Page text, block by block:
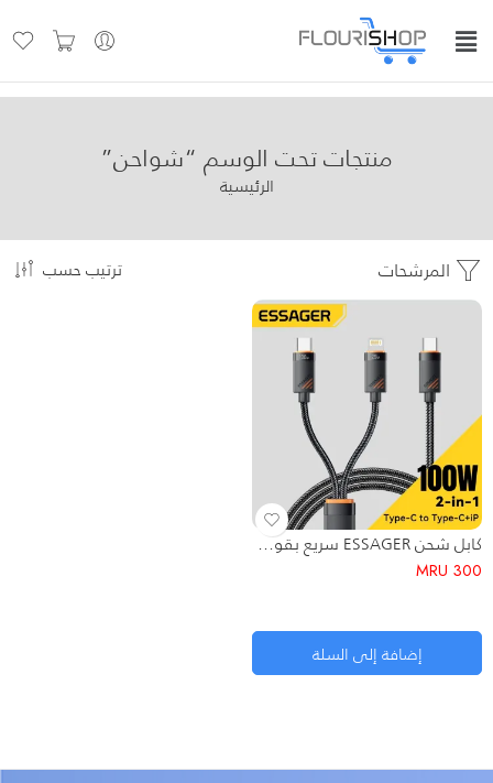
منتجات تحت الوسم “شواحن”
الرئيسية
المرشحات ترتيب حسب
كابل شحن ESSAGER سريع بقوة 100 واط (2 في 1) – من Type-C إلى Type-C و Lightning
300
MRU
إضافة إلى السلة